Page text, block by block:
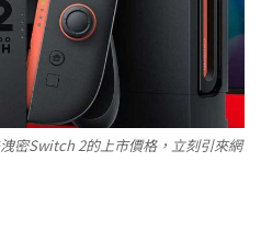
密Switch 2的上市價格，立刻引來網